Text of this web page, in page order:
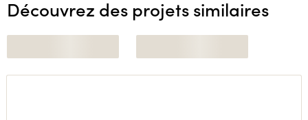
Découvrez des projets similaires